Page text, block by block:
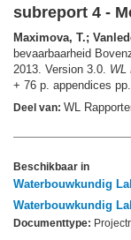
subreport 4 -
Maximova, T.;
bevaarbaarheid
2013. Version 3.0. WL
+ 76 p. appendices pp.
Deel van: WL
Beschikbaar in
Waterbouwkundig
Waterbouwkundig
Documenttype: